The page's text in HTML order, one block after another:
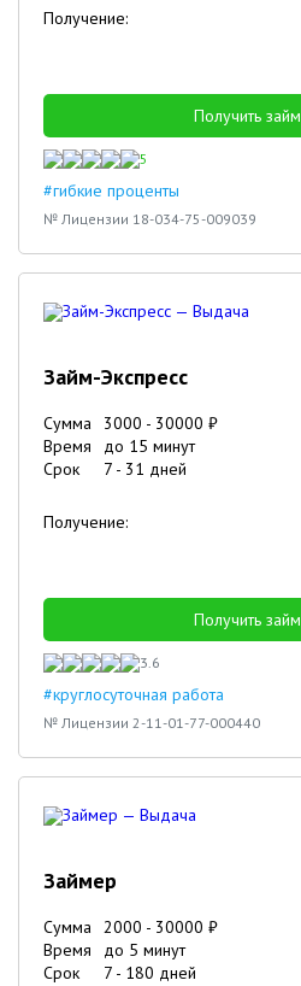
Получение:
Получить займ
5
#гибкие проценты
№ Лицензии 18-034-75-009039
Займ-Экспресс
Сумма 3000 - 30000 ₽
Время
до 15 минут
Срок
7 - 31 дней
Получение:
Получить займ
3.6
#круглосуточная работа
№ Лицензии 2-11-01-77-000440
Займер
Сумма 2000 - 30000 ₽
Время
до 5 минут
Срок
7 - 180 дней